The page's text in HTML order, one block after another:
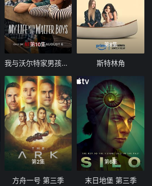
第10集
我与沃尔特家男孩的生活 第三季
第8集
斯特林角
第2集
方舟一号 第三季
第6集
末日地堡 第三季